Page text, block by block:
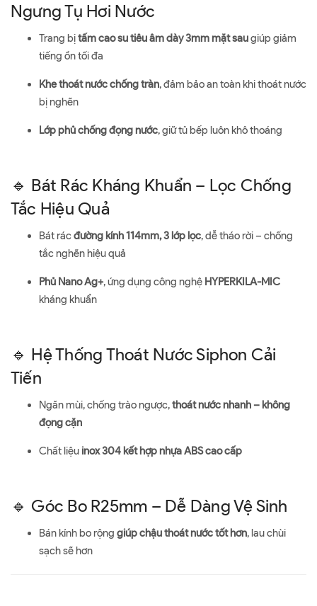
Ngưng Tụ Hơi Nước
Trang bịtấm cao su tiêu âm dày 3mm mặt saugiúp giảm
tiếng ồn tối đa
Khe thoát nước chống tràn, đảm bảo an toàn khi thoát nước
bị nghẽn
Lớp phủ chống đọng nước, giữ tủ bếp luôn khô thoáng
🔹 Bát Rác Kháng Khuẩn – Lọc Chống
Tắc Hiệu Quả
Bát rác đường kính 114mm, 3 lớp lọc, dễ tháo rời – chống
tắc nghẽn hiệu quả
Phủ Nano Ag+, ứng dụng công nghệ HYPERKILA-MIC
kháng khuẩn
🔹 Hệ Thống Thoát Nước Siphon Cải
Tiến
Ngăn mùi, chống trào ngược,thoát nước nhanh – không
đọng cặn
Chất liệuinox 304 kết hợp nhựa ABS cao cấp
🔹 Góc Bo R25mm – Dễ Dàng Vệ Sinh
Bán kính bo rộng giúp chậu thoát nước tốt hơn, lau chùi
sạch sẽ hơn